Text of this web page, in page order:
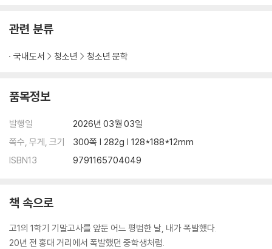
관련 분류
국내도서 청소년 청소년 문학
품목정보
발행일
2026년 03월 03일
쪽수, 무게, 크기
300쪽 | 282g | 128*188*12mm
ISBN13
9791165704049
책 속으로
고1의 1학기 기말고사를 앞둔 어느 평범한 날, 내가 폭발했다.
20년 전 홍대 거리에서 폭발했던 중학생처럼.